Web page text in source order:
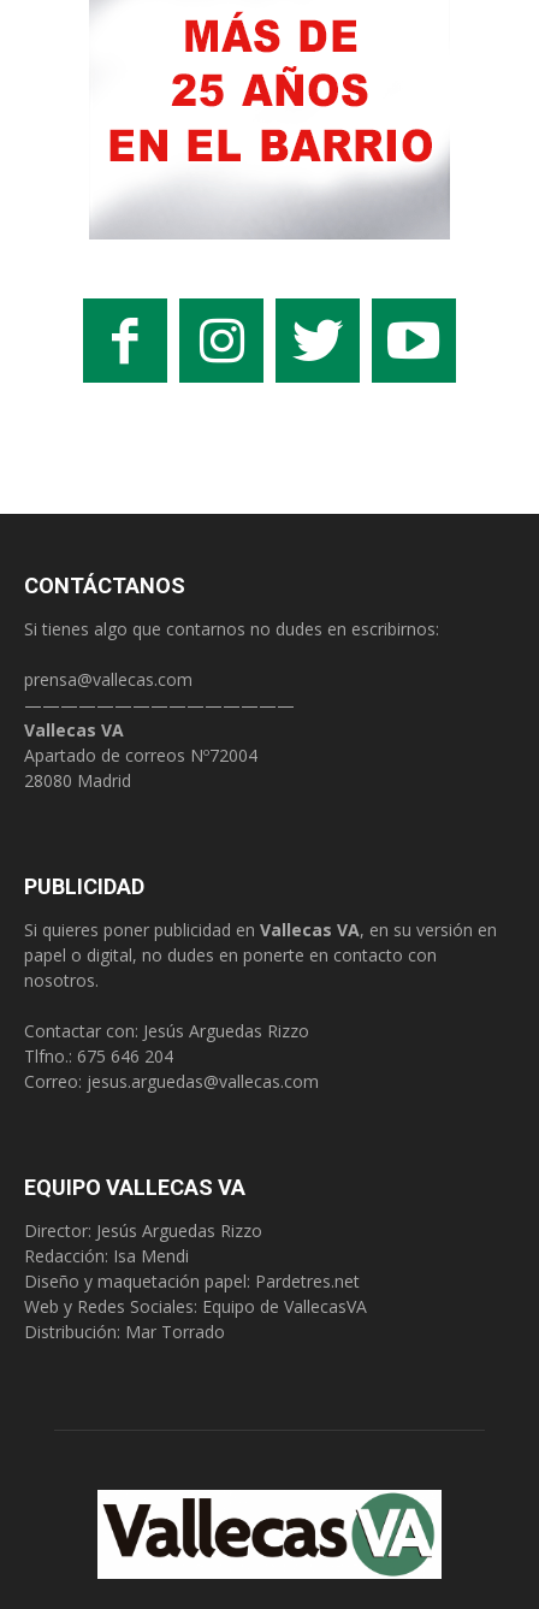
CONTÁCTANOS
Si tienes algo que contarnos no dudes en escribirnos:
prensa@vallecas.com
———————————————
Vallecas VA
Apartado de correos Nº72004
28080 Madrid
PUBLICIDAD
Si quieres poner publicidad en Vallecas VA, en su versión en
papel o digital, no dudes en ponerte en contacto con
nosotros.
Contactar con: Jesús Arguedas Rizzo
Tlfno.: 675 646 204
Correo: jesus.arguedas@vallecas.com
EQUIPO VALLECAS VA
Director: Jesús Arguedas Rizzo
Redacción: Isa Mendi
Diseño y maquetación papel: Pardetres.net
Web y Redes Sociales: Equipo de VallecasVA
Distribución: Mar Torrado